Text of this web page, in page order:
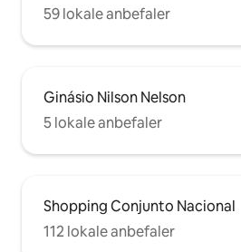
59 lokale anbefaler
Ginásio Nilson Nelson
5 lokale anbefaler
Shopping Conjunto Nacional
112 lokale anbefaler